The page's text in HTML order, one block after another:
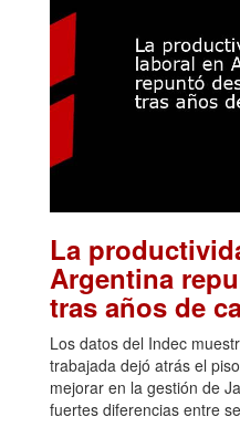
La
Argentina
tras años de
Los datos del Indec
trabajada dejó atrás el
mejorar en la gestión de
fuertes diferencias entre